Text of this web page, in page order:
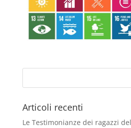
Articoli recenti
Le Testimonianze dei ragazzi